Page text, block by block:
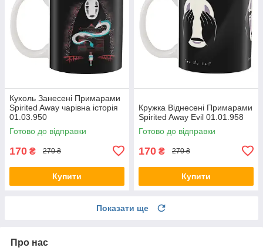
Кухоль Занесені Примарами
Spirited Away чарівна історія
01.03.950
Готово до відправки
170 ₴ 270 ₴
Купити
Кружка Віднесені Примарами
Spirited Away Evil 01.01.958
Готово до відправки
170 ₴ 270 ₴
Купити
Показати ще
Про нас